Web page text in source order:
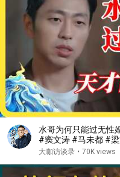
水哥为何只能过无性
#窦文涛 #马未都 #
大咖访谈录 • 70K views